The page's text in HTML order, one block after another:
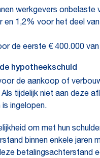
werkgevers
1,2% voor het deel
de eerste € 400.000
hypotheekschuld
de aankoop of
tijdelijk niet aan
ingelopen.
om met hun
binnen enkele